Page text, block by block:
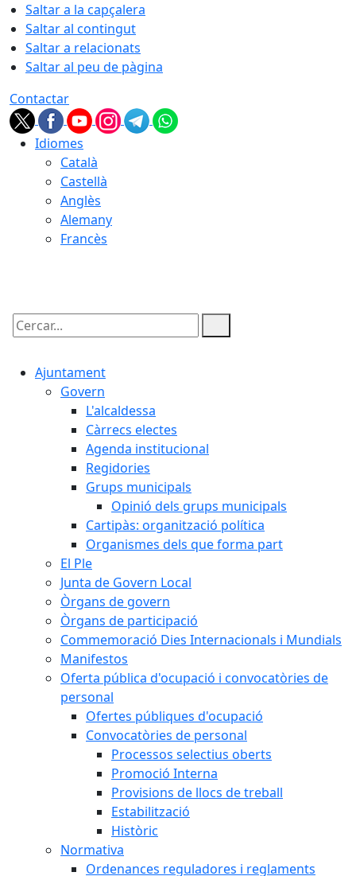
Saltar a la capçalera
Saltar al contingut
Saltar a relacionats
Saltar al peu de pàgina
Contactar
Idiomes
Català
Castellà
Anglès
Alemany
Francès
Cercar:
Ajuntament
Govern
L'alcaldessa
Càrrecs electes
Agenda institucional
Regidories
Grups municipals
Opinió dels grups municipals
Cartipàs: organització política
Organismes dels que forma part
El Ple
Junta de Govern Local
Òrgans de govern
Òrgans de participació
Commemoració Dies Internacionals i Mundials
Manifestos
Oferta pública d'ocupació i convocatòries de
personal
Ofertes públiques d'ocupació
Convocatòries de personal
Processos selectius oberts
Promoció Interna
Provisions de llocs de treball
Estabilització
Històric
Normativa
Ordenances reguladores i reglaments